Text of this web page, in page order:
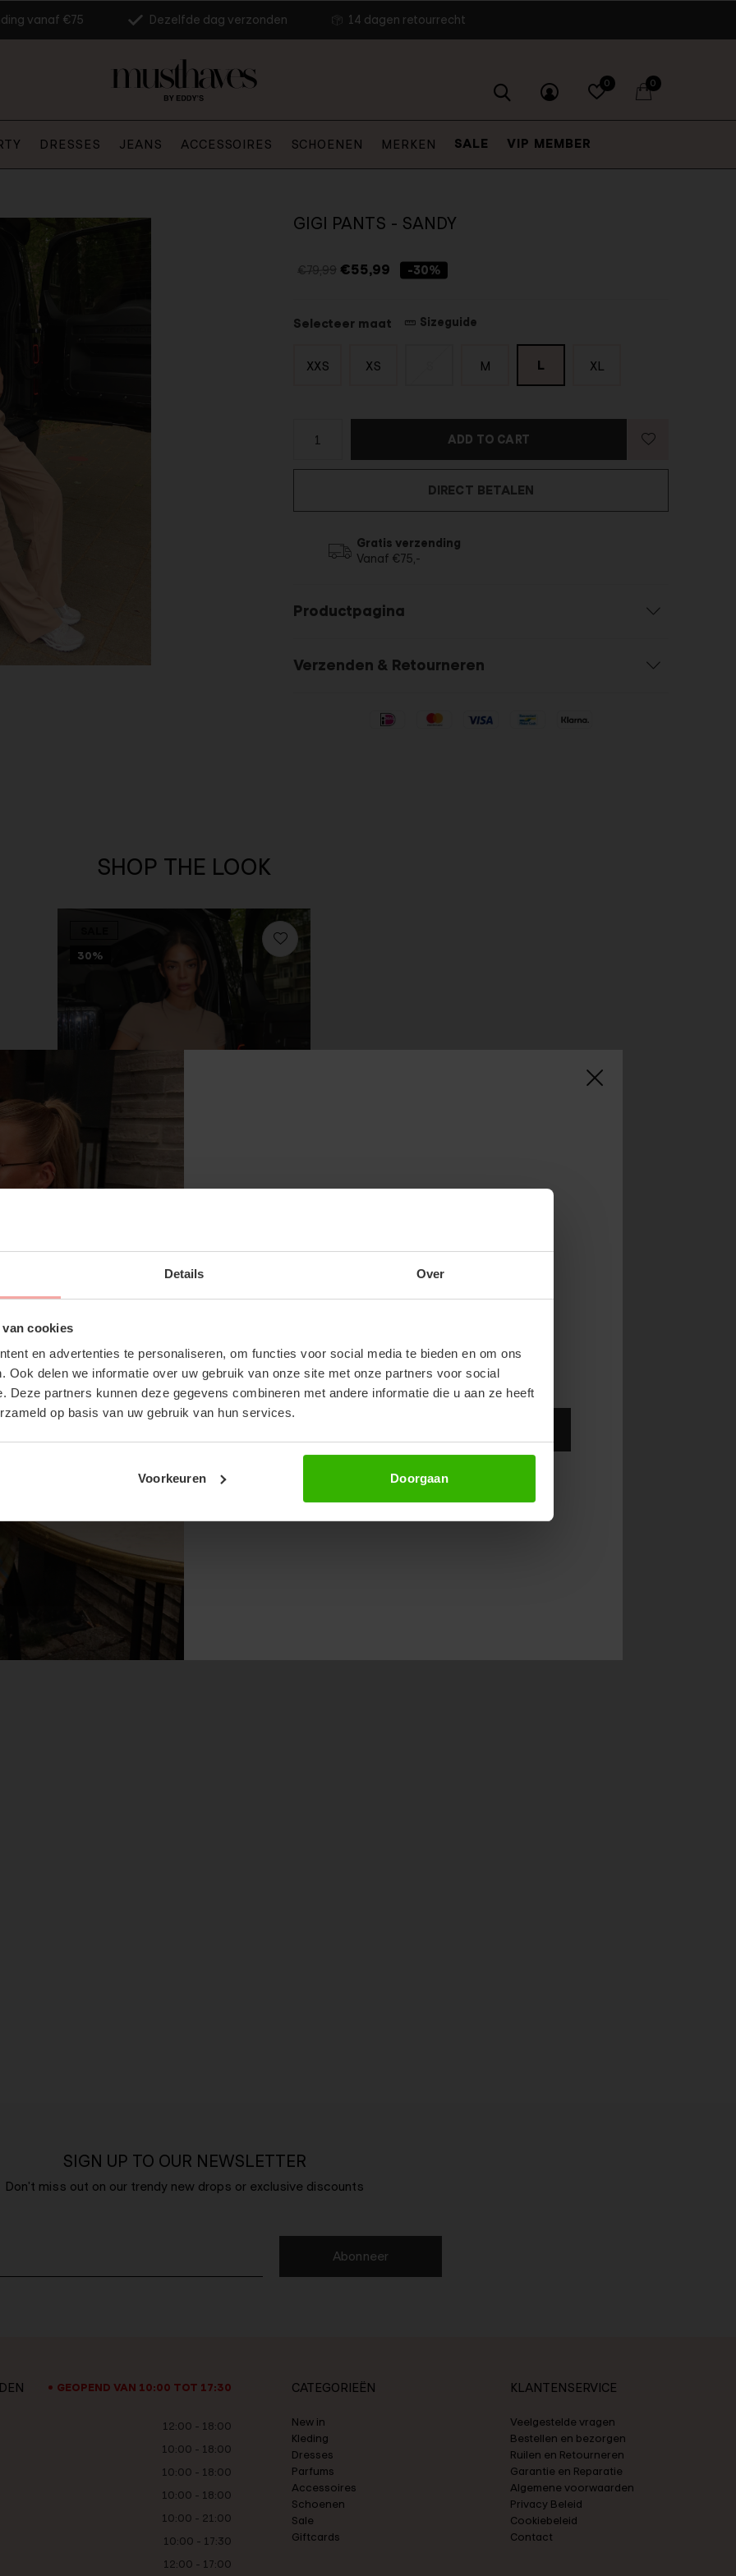
Details Over
cookies
en advertenties te personaliseren, om functies voor social media te bieden en om ons
Ook delen we informatie over uw gebruik van onze site met onze partners voor social
Deze partners kunnen deze gegevens combineren met andere informatie die u aan ze heeft
op basis van uw gebruik van hun services.
Voorkeuren Doorgaan
SUBSCRIBE NOW & GET 10%
DRESSES JEANS ACCESSOIRES SCHOENEN MERKEN SALE VIP MEMBER
0 0
vanaf €75 Dezelfde dag verzonden 14 dagen retourrecht
GIGI PANTS - SANDY
€79,99 €55,99 -30%
Selecteer maat Sizeguide
XXS XS M L XL
ADD TO CART
DIRECT BETALEN
Gratis verzending
Vanaf €75,-
Productpagina
Verzenden & Retourneren
SHOP THE LOOK
30%
CHELSEA SHORT SLEEVE - SANDY
RECENTE ARTIKELEN
SIGN UP TO OUR NEWSLETTER
Don't miss out on our trendy new drops or exclusive discounts
Abonneer
GEOPEND VAN 10:00 TOT 17:30
12:00 - 18:00
10:00 - 18:00
10:00 - 18:00
10:00 - 18:00
10:00 - 21:00
10:00 - 17:30
12:00 - 17:00
CATEGORIEËN
New in
Kleding
Dresses
Parfums
Accessoires
Schoenen
Sale
Giftcards
KLANTENSERVICE
Veelgestelde vragen
Bestellen en bezorgen
Ruilen en Retourneren
Garantie en Reparatie
Algemene voorwaarden
Privacy Beleid
Cookiebeleid
Contact